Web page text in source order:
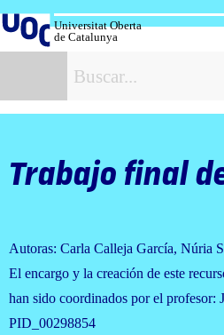
al
contenido
Universitat Oberta
de Catalunya
Trabajo final
Autoras: Carla Calleja García, Núria
El encargo y la creación de este
han sido coordinados por el profesor:
PID_00298854